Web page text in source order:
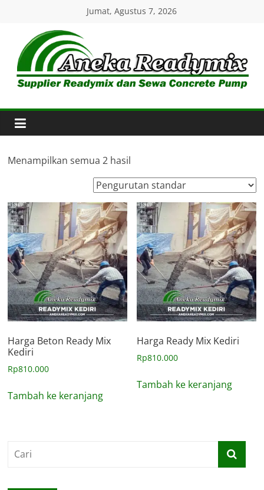
content
Jumat, Agustus 7, 2026
Aneka
Readymix
Pusat
Online
Ready
mix
di
Indonesia
Menampilkan semua 2 hasil
Harga Beton Ready Mix
Kediri
Rp810.000
Tambah ke keranjang
Harga Ready Mix Kediri
Rp810.000
Tambah ke keranjang